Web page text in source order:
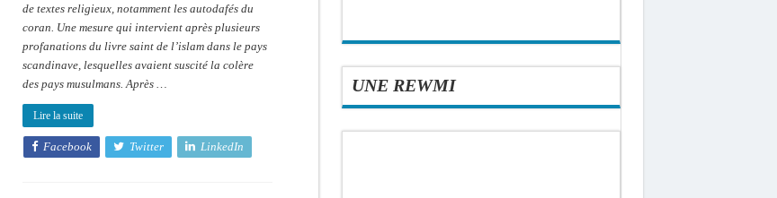
être
de
ans
de
de textes religieux, notamment les autodafés du
coran. Une mesure qui intervient après plusieurs
profanations du livre saint de l’islam dans le pays
scandinave, lesquelles avaient suscité la colère
des pays musulmans. Après …
Lire la suite
Facebook Twitter LinkedIn
UNE REWMI